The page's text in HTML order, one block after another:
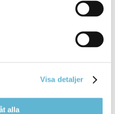
Visa detaljer
alla
på flera olika nivåer och
är du välkommen att